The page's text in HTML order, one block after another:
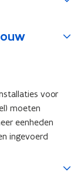
voor
moeten
eenheden
ingevoerd